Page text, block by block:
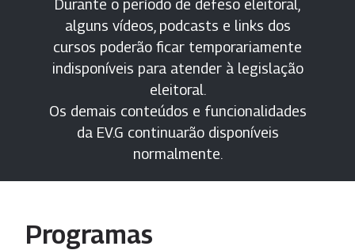
Durante o período de defeso eleitoral,
alguns vídeos, podcasts e links dos
cursos poderão ficar temporariamente
indisponíveis para atender à legislação
eleitoral.
Os demais conteúdos e funcionalidades
da EV.G continuarão disponíveis
normalmente.
Programas